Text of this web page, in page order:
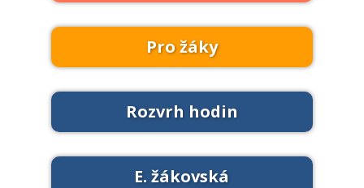
Pro žáky
Rozvrh hodin
E. žákovská